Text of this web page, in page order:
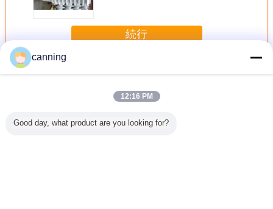
続行
多く変圧器のブッシュの絶縁体
canning
12:16 PM
Good day, what product are you looking for?